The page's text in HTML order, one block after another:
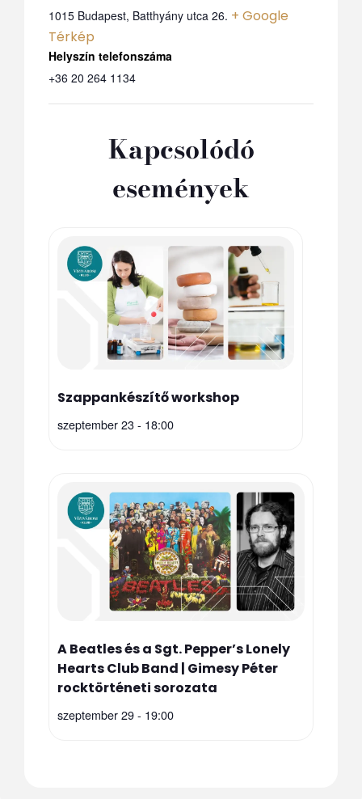
1015 Budapest, Batthyány utca 26. + Google
Térkép
+36 20 264 1134
Kapcsolódó
események
Szappankészítő workshop
szeptember 23 - 18:00
A Beatles és a Sgt. Pepper’s Lonely
Hearts Club Band | Gimesy Péter
rocktörténeti sorozata
szeptember 29 - 19:00